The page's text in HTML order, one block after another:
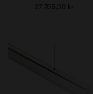
27 705,00 kr